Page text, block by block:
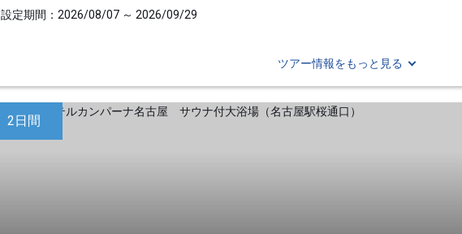
設定期間：2026/08/07 ～ 2026/09/29
ツアー情報をもっと見る
2日間